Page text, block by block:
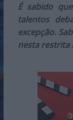
É sabido
talentos
excepção.
nesta restrita